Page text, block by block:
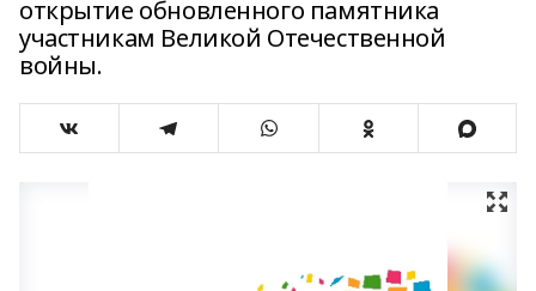
открытие обновленного памятника
участникам Великой Отечественной
войны.